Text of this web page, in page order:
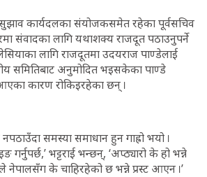
कार्यदलका संयोजकसमेत रहेका पूर्वसचिव
संवादका लागि यथाशक्य राजदूत पठाउनुपर्ने
लागि राजदूतमा उदयराज पाण्डेलाई
समितिबाट अनुमोदित भइसकेका पाण्डे
कारण रोकिइरहेका छन् ।
नपठाउँदा समस्या समाधान हुन गाह्रो भयो ।
गर्नुपर्छ,’ भट्टराई भन्छन्, ‘अप्ठ्यारो के हो भन्ने
नेपालसँग के चाहिरहेको छ भन्ने प्रस्ट आएन ।’